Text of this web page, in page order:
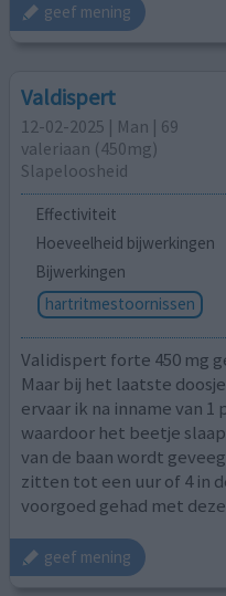
geef mening
Valdispert
12-02-2025 | Man | 69
valeriaan (450mg)
Slapeloosheid
Effectiviteit
Hoeveelheid bijwerkingen
Bijwerkingen
hartritmestoornissen
Validispert forte 450 mg
Maar bij het laatste
ervaar ik na inname van
waardoor het beetje
van de baan wordt
zitten tot een uur of 4 in
voorgoed gehad met
geef mening